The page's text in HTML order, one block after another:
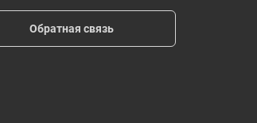
Обратная связь